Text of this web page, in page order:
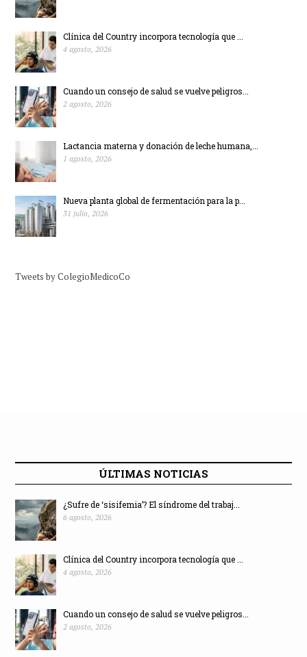
Clínica del Country incorpora tecnología que ...
4 agosto, 2026
Cuando un consejo de salud se vuelve peligros...
2 agosto, 2026
Lactancia materna y donación de leche humana,...
1 agosto, 2026
Nueva planta global de fermentación para la p...
31 julio, 2026
Tweets by ColegioMedicoCo
ÚLTIMAS NOTICIAS
¿Sufre de ‘sisifemia’? El síndrome del trabaj...
6 agosto, 2026
Clínica del Country incorpora tecnología que ...
4 agosto, 2026
Cuando un consejo de salud se vuelve peligros...
2 agosto, 2026